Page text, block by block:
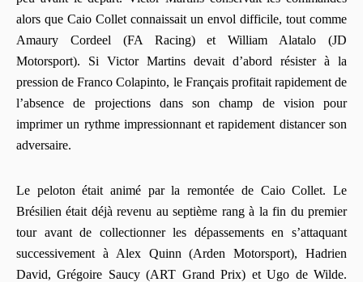
alors que Caio Collet connaissait un envol difficile, tout comme
Amaury Cordeel (FA Racing) et William Alatalo (JD
Motorsport). Si Victor Martins devait d’abord résister à la
pression de Franco Colapinto, le Français profitait rapidement de
l’absence de projections dans son champ de vision pour
imprimer un rythme impressionnant et rapidement distancer son
adversaire.
Le peloton était animé par la remontée de Caio Collet. Le
Brésilien était déjà revenu au septième rang à la fin du premier
tour avant de collectionner les dépassements en s’attaquant
successivement à Alex Quinn (Arden Motorsport), Hadrien
David, Grégoire Saucy (ART Grand Prix) et Ugo de Wilde.